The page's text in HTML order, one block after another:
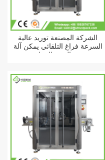
الشركة المصنعة توريد عالية
السرعة فراغ التلقائي يمكن آلة